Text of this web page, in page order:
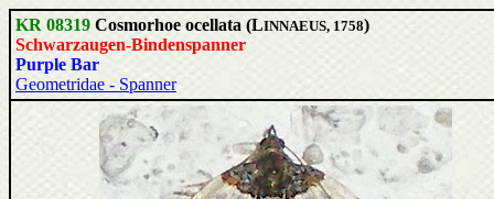
KR 08319 Cosmorhoe ocellata (LINNAEUS, 1758)
Schwarzaugen-Bindenspanner
Purple Bar
Geometridae - Spanner